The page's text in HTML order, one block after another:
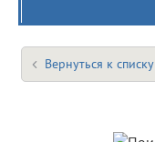
Вернуться к